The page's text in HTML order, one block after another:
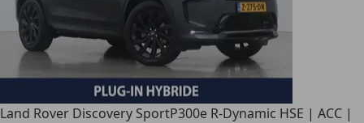
Land Rover Discovery SportP300e R-Dynamic HSE | ACC |